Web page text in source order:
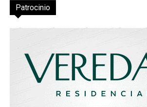
Patrocinio